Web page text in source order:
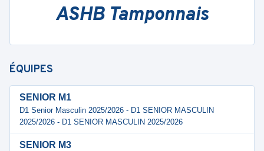
ASHB Tamponnais
ÉQUIPES
SENIOR M1
D1 Senior Masculin 2025/2026 - D1 SENIOR MASCULIN
2025/2026 - D1 SENIOR MASCULIN 2025/2026
SENIOR M3